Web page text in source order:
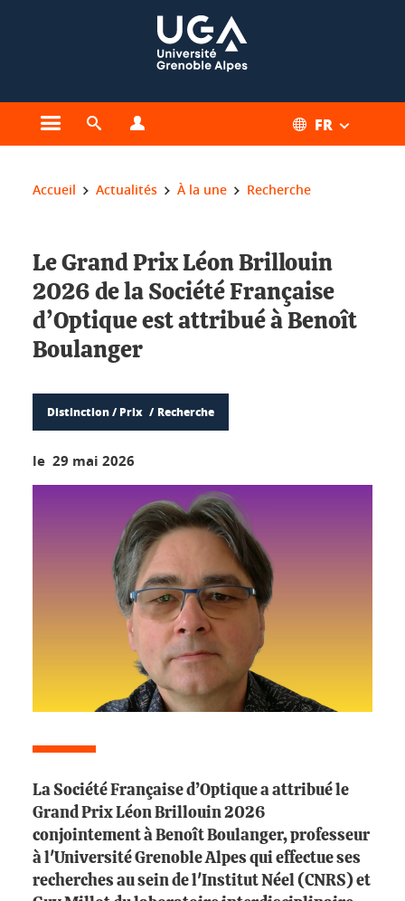
Ouvrir le menu principal
Ouvrir le moteur de recherche FR
Vous êtes ici :
Accueil Actualités À la une Recherche
Le Grand Prix Léon Brillouin
2026 de la Société Française
d’Optique est attribué à Benoît
Boulanger
Distinction / Prix Recherche
le 29 mai 2026
La Société Française d’Optique a attribué le
Grand Prix Léon Brillouin 2026
conjointement à Benoît Boulanger, professeur
à l'Université Grenoble Alpes qui effectue ses
recherches au sein de l'Institut Néel (CNRS) et